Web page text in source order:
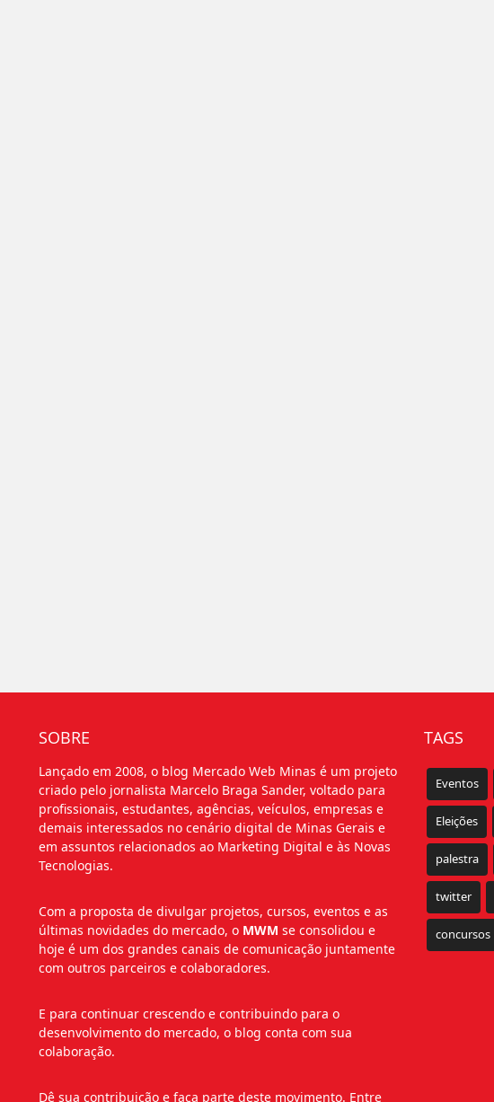
SOBRE
Lançado em 2008, o blog Mercado Web Minas é um projeto
criado pelo jornalista Marcelo Braga Sander, voltado para
profissionais, estudantes, agências, veículos, empresas e
demais interessados no cenário digital de Minas Gerais e
em assuntos relacionados ao Marketing Digital e às Novas
Tecnologias.
Com a proposta de divulgar projetos, cursos, eventos e as
últimas novidades do mercado, o MWM se consolidou e
hoje é um dos grandes canais de comunicação juntamente
com outros parceiros e colaboradores.
E para continuar crescendo e contribuindo para o
desenvolvimento do mercado, o blog conta com sua
colaboração.
Dê sua contribuição e faça parte deste movimento. Entre
TAGS
Eventos
Eleições
palestra
twitter
concursos